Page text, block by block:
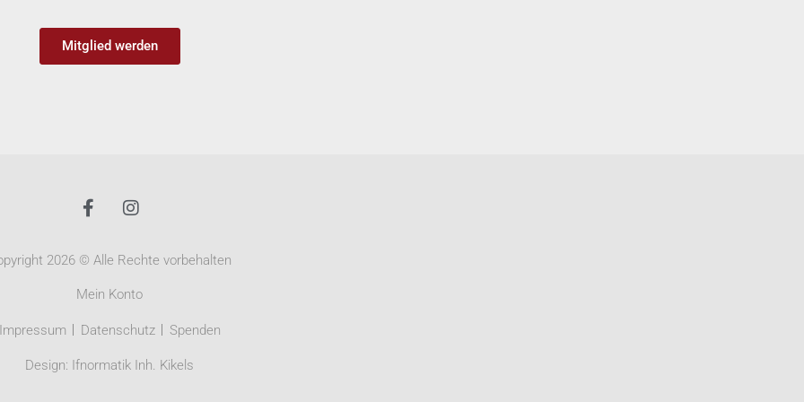
Mitglied werden
2026 © Alle Rechte vorbehalten
Mein Konto
Datenschutz Spenden
Design: Ifnormatik Inh. Kikels